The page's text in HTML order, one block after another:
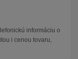
informáciu o
i cenou tovaru,